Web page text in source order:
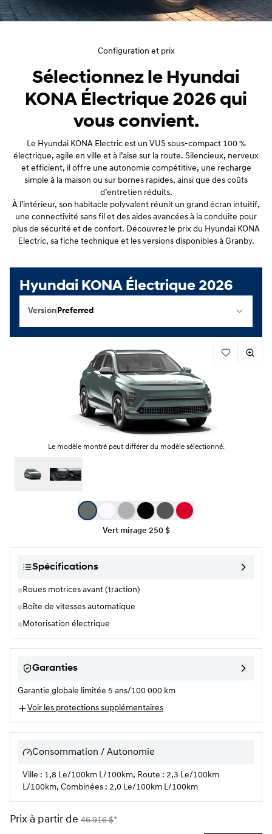
Configuration et prix
Sélectionnez le Hyundai
KONA Électrique 2026 qui
vous convient.
Le Hyundai KONA Electric est un VUS sous‑compact 100 %
électrique, agile en ville et à l’aise sur la route. Silencieux, nerveux
et efficient, il offre une autonomie compétitive, une recharge
simple à la maison ou sur bornes rapides, ainsi que des coûts
d’entretien réduits.
À l’intérieur, son habitacle polyvalent réunit un grand écran intuitif,
une connectivité sans fil et des aides avancées à la conduite pour
plus de sécurité et de confort. Découvrez le prix du Hyundai KONA
Electric, sa fiche technique et les versions disponibles à Granby.
Hyundai KONA Électrique 2026
VersionPreferred
Le modèle montré peut différer du modèle sélectionné.
Sélection de couleur
Vert mirage 250 $
Spécifications
Roues motrices avant (traction)
Boîte de vitesses automatique
Motorisation électrique
Garanties
Garantie globale limitée 5 ans/100 000 km
Voir les protections supplémentaires
Consommation / Autonomie
Ville : 1,8 Le/100km L/100km, Route : 2,3 Le/100km
L/100km, Combinées : 2,0 Le/100km L/100km
Prix à partir de 46 916$*